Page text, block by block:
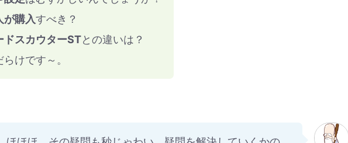
が購入すべき？
ドスカウターSTとの違いは？
けです～。